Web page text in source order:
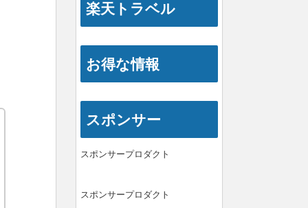
楽天トラベル
お得な情報
スポンサー
スポンサープロダクト
スポンサープロダクト